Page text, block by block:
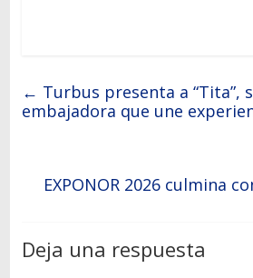
← Turbus presenta a “Tita”,
embajadora que une
EXPONOR 2026 culmina
Deja una respuesta